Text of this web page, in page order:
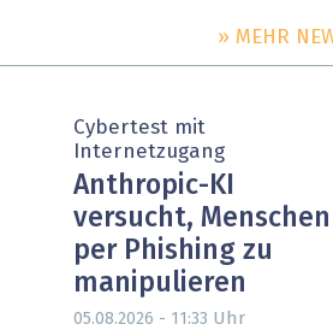
» MEHR
Cybertest mit
Internetzugang
Anthropic-KI
versucht, Menschen
per Phishing zu
manipulieren
05.08.2026 - 11:33 Uhr